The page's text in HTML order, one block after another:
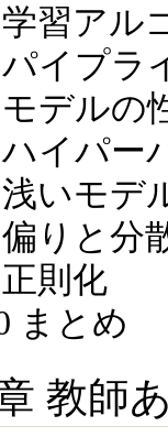
学習アル
パイプラ
モデルの
ハイパー
浅いモデ
偏りと分
則化
まとめ
教師